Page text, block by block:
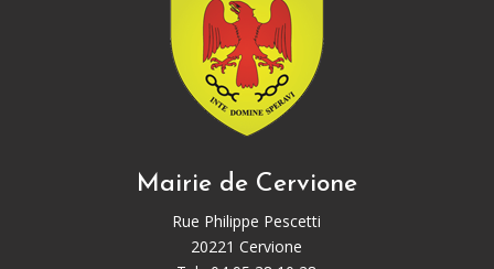
Mairie de Cervione
Rue Philippe Pescetti
20221 Cervione